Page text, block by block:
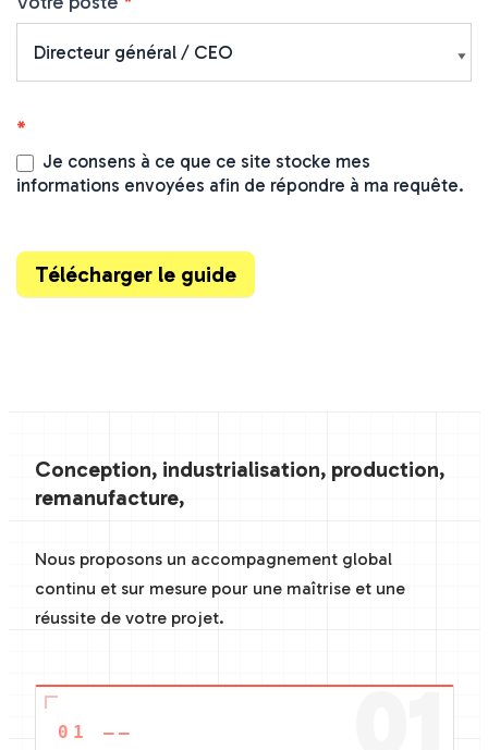
*
Je consens à ce que ce site stocke mes
informations envoyées afin de répondre à ma requête.
Télécharger le guide
Conception, industrialisation, production,
remanufacture,
Nous proposons un accompagnement global
continu et sur mesure pour une maîtrise et une
réussite de votre projet.
01
01 ——